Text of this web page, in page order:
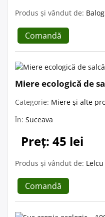
Produs și vândut de:
Comandă
Miere ecologică de
Categorie: Miere și alte
În: Suceava
Preț: 45 lei
Produs și vândut de:
Comandă